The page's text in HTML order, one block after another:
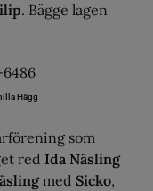
. Bägge lagen
Hägg
som
red Ida Näsling
med Sicko,